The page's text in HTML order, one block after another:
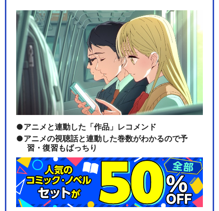
アニメと連動した「作品」レコメンド
アニメの視聴話と連動した巻数がわかるので予
習・復習もばっちり